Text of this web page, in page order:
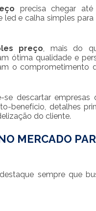
precisa chegar até
e calha simples
preço, mais do
ótima qualidade e
o comprometimento
se descartar empresas
benefício, detalhes
do cliente.
MERCADO
sempre que